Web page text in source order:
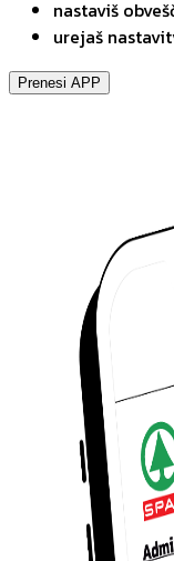
nastaviš
urejaš
Prenesi APP